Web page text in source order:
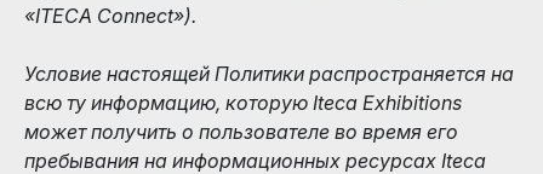
«ITECA Connect»).
Условие настоящей Политики распространяется на
всю ту информацию, которую Iteca Exhibitions
может получить о пользователе во время его
пребывания на информационных ресурсах Iteca